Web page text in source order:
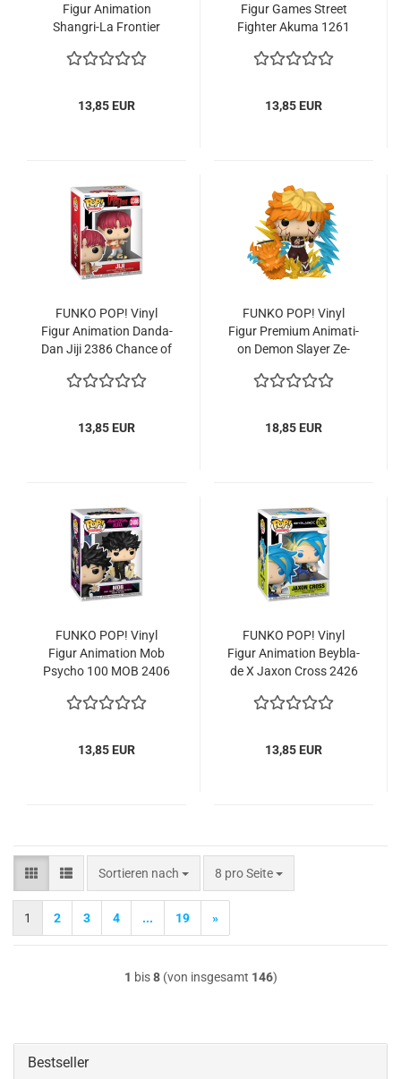
Figur Ani­ma­ti­on
Shangri-​​La Fron­tier
of Chase
13,85 EUR
Figur Games Street
Figh­ter Akuma 1261
13,85 EUR
FUNKO POP! Vinyl
Figur Ani­ma­ti­on Dand­a­
Dan Jiji 2386 Chan­ce of
13,85 EUR
FUNKO POP! Vinyl
Figur Pre­mi­um Ani­ma­ti­
on Demon Slay­er Ze­
2502 Chan­ce of Chase
18,85 EUR
FUNKO POP! Vinyl
Figur Ani­ma­ti­on Mob
Psy­cho 100 MOB 2406
13,85 EUR
FUNKO POP! Vinyl
Figur Ani­ma­ti­on Bey­b­la­
de X Jaxon Cross 2426
X
13,85 EUR
Sortieren nach
Sortieren nach 8 pro Seite
pro Seite
1 2 3 4 ... 19 »
1 bis8(von insgesamt 146)
Bestseller